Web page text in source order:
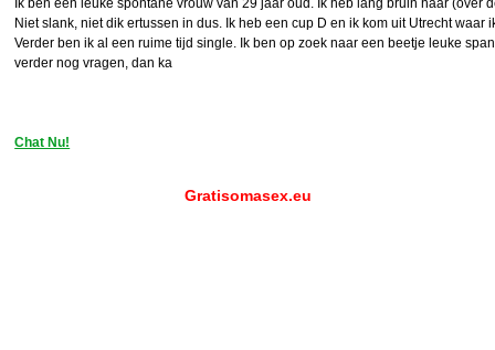
Ik ben een leuke spontane vrouw van 29 jaar oud. Ik heb lang bruin haar (over
Niet slank, niet dik ertussen in dus. Ik heb een cup D en ik kom uit Utrecht waar
Verder ben ik al een ruime tijd single. Ik ben op zoek naar een beetje leuke
verder nog vragen, dan ka
Chat Nu!
Gratisomasex.eu